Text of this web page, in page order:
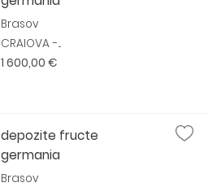
Brasov
CRAIOVA -...
1 600,00 €
depozite fructe
germania
Brasov